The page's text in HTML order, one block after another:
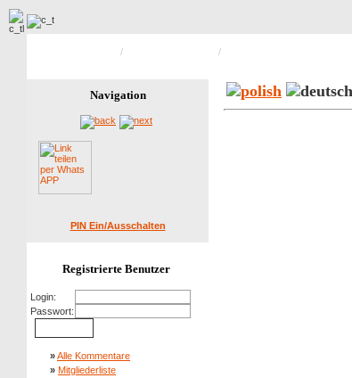
/ /
Navigation
PIN Ein/Ausschalten
Registrierte Benutzer
Login:
Passwort:
»Alle Kommentare
» Mitgliederliste